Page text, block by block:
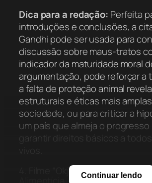
Dica para a redação: Perfeita
introduções e conclusões, a
Gandhi pode ser usada para
discussão sobre maus-tratos
indicador da maturidade moral
argumentação, pode reforçar a
a falta de proteção animal
estruturais e éticas mais
sociedade, ou para criticar a
um país que almeja o
garantir direitos básicos a
4. Filme “Okja” (2017): A Crítica
Continuar lendo